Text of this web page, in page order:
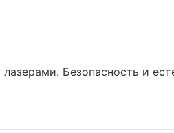
Безопасность и